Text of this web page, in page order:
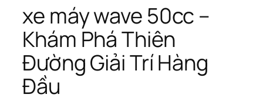
xe máy wave 50cc –
Khám Phá Thiên
Đường Giải Trí Hàng
Đầu